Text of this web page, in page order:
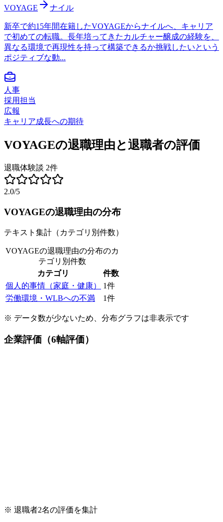
VOYAGE
ナイル
新卒で約15年間在籍したVOYAGEからナイルへ、キャリア
で初めての転職。長年培ってきたカルチャー醸成の経験を、
異なる環境で再現性を持って構築できるか挑戦したいという
ポジティブな動...
人事
採用担当
広報
キャリア成長への期待
VOYAGEの退職理由と退職者の評価
退職体験談 2件
2.0/5
VOYAGEの退職理由の分布
テキスト集計（カテゴリ別件数）
VOYAGEの退職理由の分布のカ
テゴリ別件数
カテゴリ
件数
個人的事情（家庭・健康）
1件
労働環境・WLBへの不満
1件
※ データ数が少ないため、分布グラフは非表示です
企業評価（6軸評価）
※ 退職者2名の評価を集計